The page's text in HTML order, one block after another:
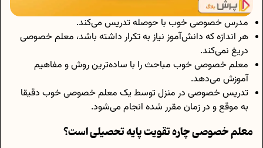
مدرس خصوصی خوب با حوصله تدریس می‌کند.
هر اندازه که دانش‌آموز نیاز به تکرار داشته باشد، معلم خصوصی
دریغ نمی‌کند.
معلم خصوصی خوب مباحث را با ساده‌ترین روش و مفاهیم
آموزش می‌دهد.
تدریس خصوصی در منزل توسط یک معلم خصوصی خوب دقیقا
به موقع و در زمان مقرر شده انجام می‌شود.
معلم خصوصی چاره تقویت پایه تحصیلی است؟